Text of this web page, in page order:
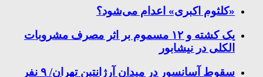
«کلثوم اکبری» اعدام می‌شود؟
یک کشته و ۱۲ مسموم بر اثر مصرف مشروبات
الکلی در نیشابور
سقوط آسانسور در میدان آرژانتین تهران/ ۹ نفر